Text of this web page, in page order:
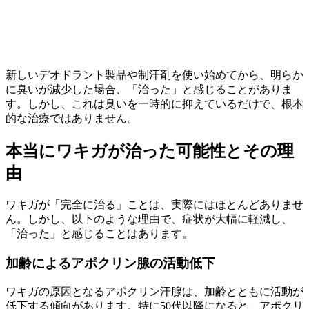
新しいデオドラント製品や制汗剤を使い始めてから、明らか
に臭いが減少した場合、「治った」と感じることがありま
す。しかし、これは臭いを一時的に抑えているだけで、根本
的な治療ではありません。
本当にワキガが治った可能性とその理
由
ワキガが「完全に治る」ことは、実際にはほとんどありませ
ん。しかし、以下のような理由で、症状が大幅に軽減し、
「治った」と感じることはあります。
加齢によるアポクリン腺の活動低下
ワキガの原因となるアポクリン汗腺は、加齢とともに活動が
低下する傾向があります。特に50代以降になると、アポクリ